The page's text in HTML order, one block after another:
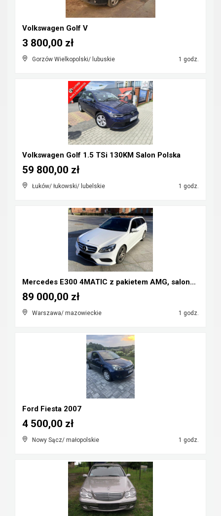
Volkswagen Golf V
Gorzów Wielkopolski/ lubuskie 1 godz.
3 800,00 zł
Volkswagen Golf 1.5 TSi 130KM Salon Polska
Łuków/ łukowski/ lubelskie 1 godz.
59 800,00 zł
Mercedes E300 4MATIC z pakietem AMG, salonPL, bezw...
Warszawa/ mazowieckie 1 godz.
89 000,00 zł
Ford Fiesta 2007
Nowy Sącz/ małopolskie 1 godz.
4 500,00 zł